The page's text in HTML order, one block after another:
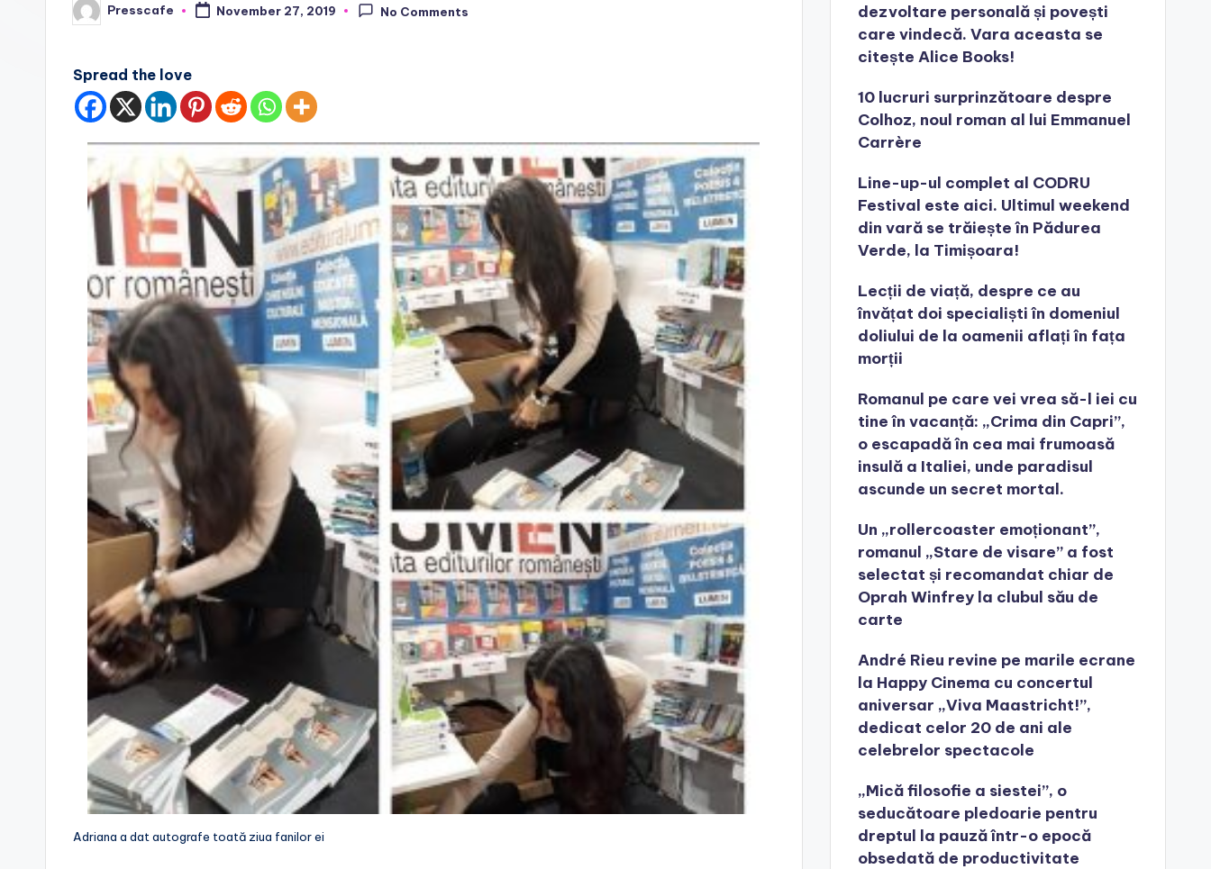
Posted
by
Presscafe November 27, 2019 No Comments
Spread the love
Adriana a dat autografe toată ziua fanilor ei
dezvoltare personală și povești
care vindecă. Vara aceasta se
citește Alice Books!
10 lucruri surprinzătoare despre
Colhoz, noul roman al lui Emmanuel
Carrère
Line-up-ul complet al CODRU
Festival este aici. Ultimul weekend
din vară se trăiește în Pădurea
Verde, la Timișoara!
Lecții de viață, despre ce au
învățat doi specialiști în domeniul
doliului de la oamenii aflați în fața
morții
Romanul pe care vei vrea să-l iei cu
tine în vacanță: „Crima din Capri”,
o escapadă în cea mai frumoasă
insulă a Italiei, unde paradisul
ascunde un secret mortal.
Un „rollercoaster emoționant”,
romanul „Stare de visare” a fost
selectat și recomandat chiar de
Oprah Winfrey la clubul său de
carte
André Rieu revine pe marile ecrane
la Happy Cinema cu concertul
aniversar „Viva Maastricht!”,
dedicat celor 20 de ani ale
celebrelor spectacole
„Mică filosofie a siestei”, o
seducătoare pledoarie pentru
dreptul la pauză într-o epocă
obsedată de productivitate